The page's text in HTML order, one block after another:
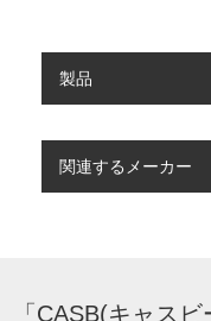
製品
関連するメーカー
「CASB(キャス